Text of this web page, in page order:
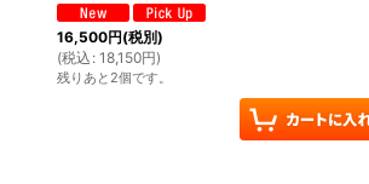
16,500円(税別)
(税込 : 18,150円)
残りあと2個です。